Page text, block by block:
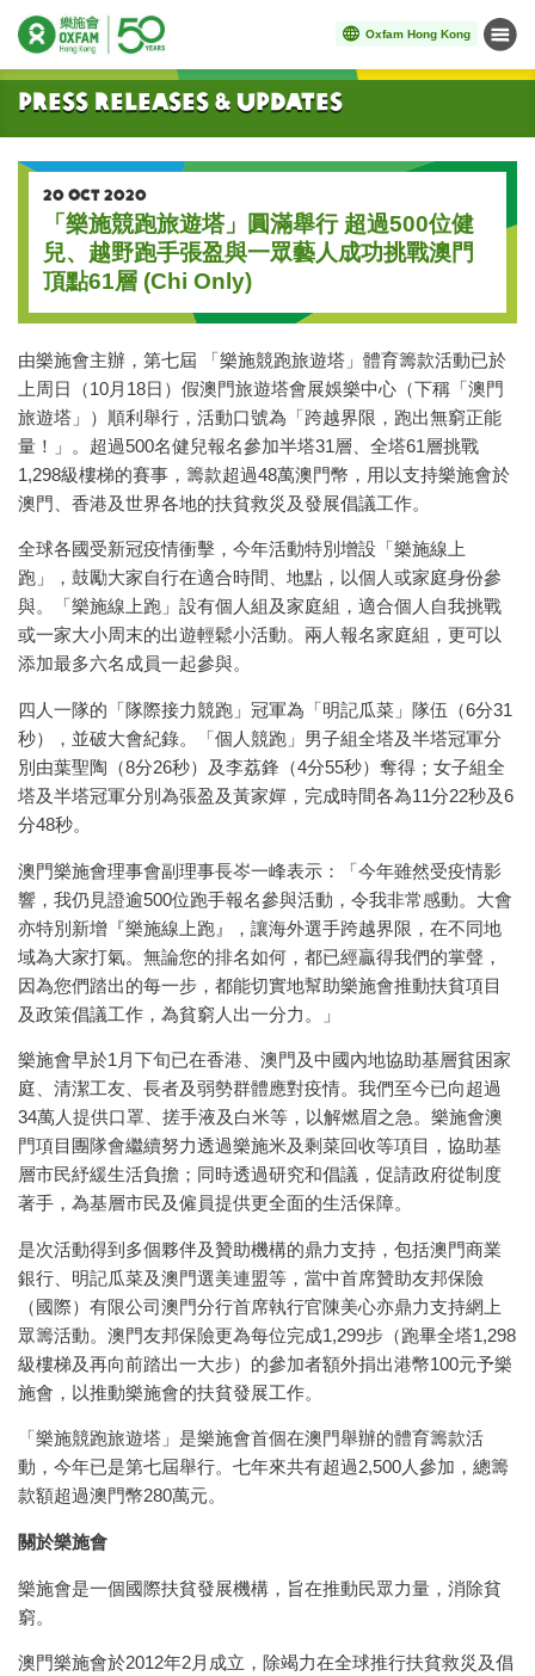
Oxfam Hong Kong Menu
Start main content
Press Releases & Updates
20 OCT 2020
「樂施競跑旅遊塔」圓滿舉行 超過500位健
兒、越野跑手張盈與一眾藝人成功挑戰澳門
頂點61層 (Chi Only)
由樂施會主辦，第七屆 「樂施競跑旅遊塔」體育籌款活動已於
上周日（10月18日）假澳門旅遊塔會展娛樂中心（下稱「澳門
旅遊塔」）順利舉行，活動口號為「跨越界限，跑出無窮正能
量！」。超過500名健兒報名參加半塔31層、全塔61層挑戰
1,298級樓梯的賽事，籌款超過48萬澳門幣，用以支持樂施會於
澳門、香港及世界各地的扶貧救災及發展倡議工作。
全球各國受新冠疫情衝擊，今年活動特別增設「樂施線上
跑」，鼓勵大家自行在適合時間、地點，以個人或家庭身份參
與。「樂施線上跑」設有個人組及家庭組，適合個人自我挑戰
或一家大小周末的出遊輕鬆小活動。兩人報名家庭組，更可以
添加最多六名成員一起參與。
四人一隊的「隊際接力競跑」冠軍為「明記瓜菜」隊伍（6分31
秒），並破大會紀錄。「個人競跑」男子組全塔及半塔冠軍分
別由葉聖陶（8分26秒）及李荔鋒（4分55秒）奪得；女子組全
塔及半塔冠軍分別為張盈及黃家嬋，完成時間各為11分22秒及6
分48秒。
澳門樂施會理事會副理事長岑一峰表示：「今年雖然受疫情影
響，我仍見證逾500位跑手報名參與活動，令我非常感動。大會
亦特別新增『樂施線上跑』，讓海外選手跨越界限，在不同地
域為大家打氣。無論您的排名如何，都已經贏得我們的掌聲，
因為您們踏出的每一步，都能切實地幫助樂施會推動扶貧項目
及政策倡議工作，為貧窮人出一分力。」
樂施會早於1月下旬已在香港、澳門及中國內地協助基層貧困家
庭、清潔工友、長者及弱勢群體應對疫情。我們至今已向超過
34萬人提供口罩、搓手液及白米等，以解燃眉之急。樂施會澳
門項目團隊會繼續努力透過樂施米及剩菜回收等項目，協助基
層市民紓緩生活負擔；同時透過研究和倡議，促請政府從制度
著手，為基層市民及僱員提供更全面的生活保障。
是次活動得到多個夥伴及贊助機構的鼎力支持，包括澳門商業
銀行、明記瓜菜及澳門選美連盟等，當中首席贊助友邦保險
（國際）有限公司澳門分行首席執行官陳美心亦鼎力支持網上
眾籌活動。澳門友邦保險更為每位完成1,299步（跑畢全塔1,298
級樓梯及再向前踏出一大步）的參加者額外捐出港幣100元予樂
施會，以推動樂施會的扶貧發展工作。
「樂施競跑旅遊塔」是樂施會首個在澳門舉辦的體育籌款活
動，今年已是第七屆舉行。七年來共有超過2,500人參加，總籌
款額超過澳門幣280萬元。
關於樂施會
樂施會是一個國際扶貧發展機構，旨在推動民眾力量，消除貧
窮。
澳門樂施會於2012年2月成立，除竭力在全球推行扶貧救災及倡